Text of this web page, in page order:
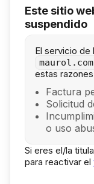
Este sitio
suspendido
El servicio de
estas
Factura
Solicitud
o uso
Si eres el/la
para reactivar el